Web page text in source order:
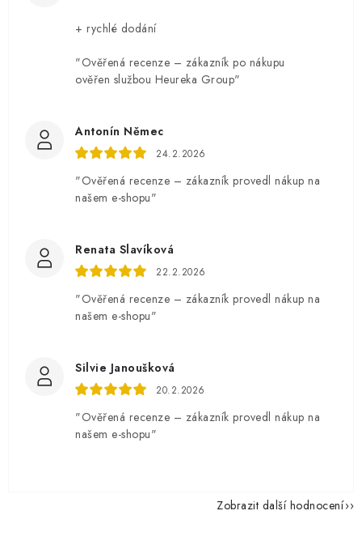
+ rychlé dodání
"Ověřená recenze – zákazník po nákupu
ověřen službou Heureka Group"
Antonín Němec
24.2.2026
"Ověřená recenze – zákazník provedl nákup na
našem e-shopu"
Renata Slavíková
22.2.2026
"Ověřená recenze – zákazník provedl nákup na
našem e-shopu"
Silvie Janoušková
20.2.2026
"Ověřená recenze – zákazník provedl nákup na
našem e-shopu"
Zobrazit další hodnocení